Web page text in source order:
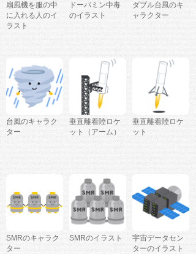
扇風機を服の中
に入れる人のイ
ラスト
ドーパミン中毒
のイラスト
ダブル台風のキ
ャラクター
台風のキャラク
ター
垂直離着陸ロケ
ット（アーム）
垂直離着陸ロケ
ット
SMRのキャラク
ター
SMRのイラスト
宇宙データセン
ターのイラスト